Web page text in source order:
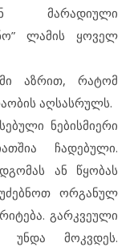
მარადიული
ლამის ყოველ
აზრით, რატომ
აღსასრულს.
ნებისმიერი
ჩადებული.
ან წყობას
ორგანულ
გარკვეული
უნდა მოკვდეს.